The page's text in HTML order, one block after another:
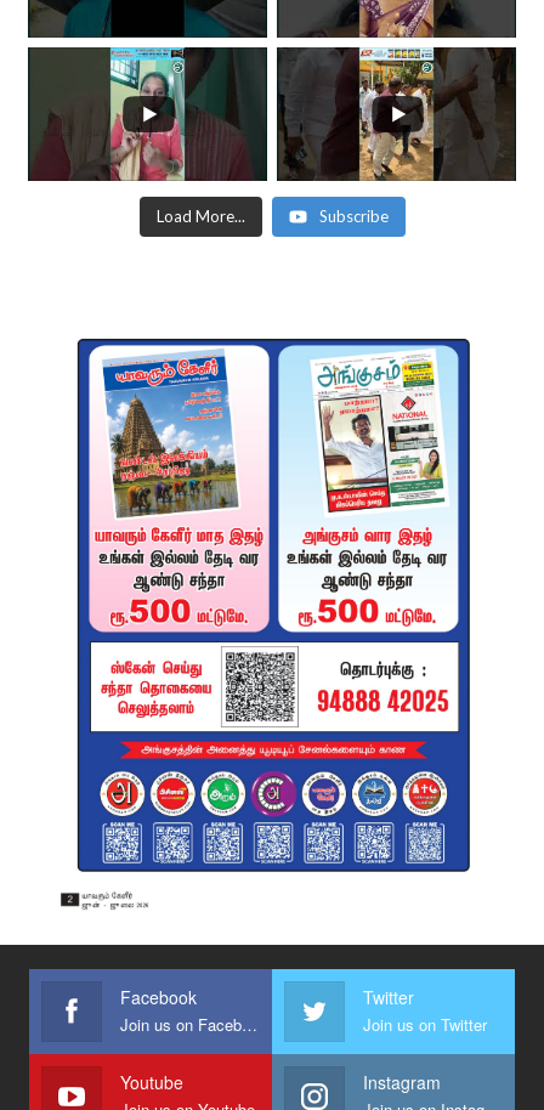
Load More... Subscribe
Facebook
Join us on Facebook
Twitter
Join us on Twitter
Youtube Instagram